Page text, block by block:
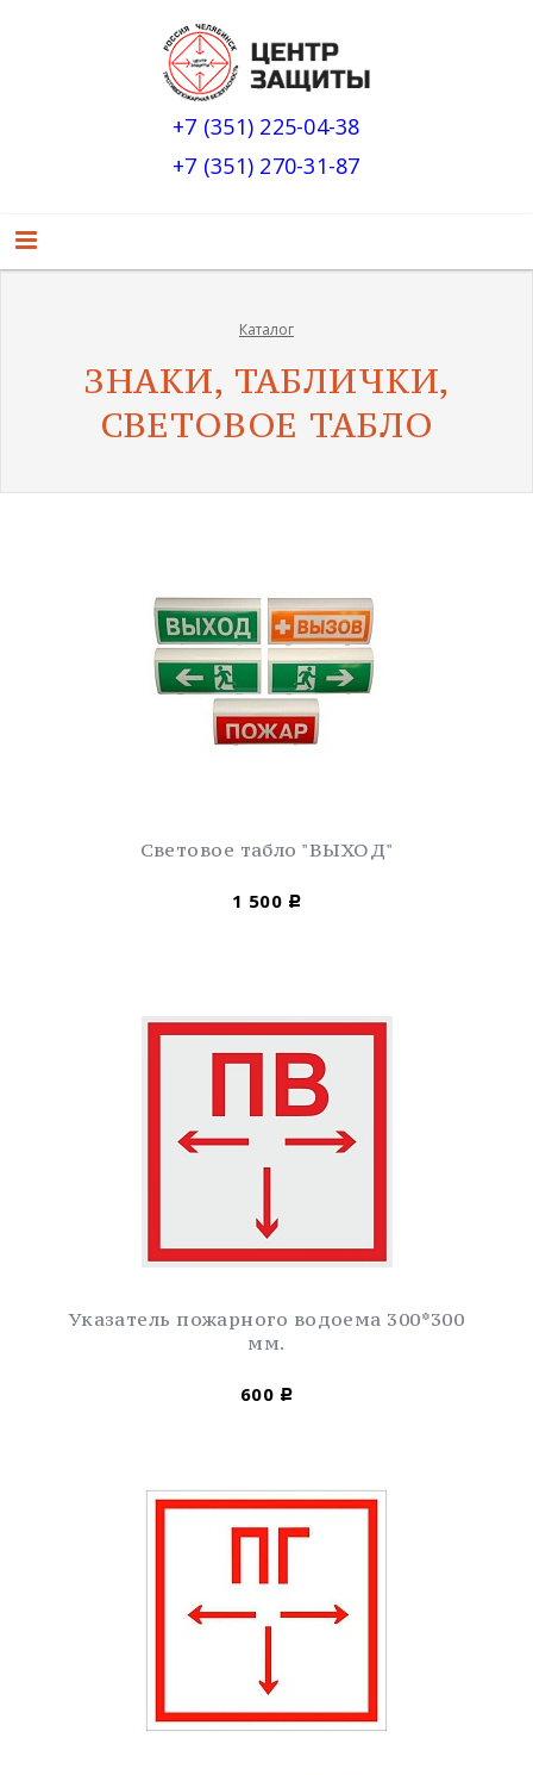
+7 (351) 225-04-38
+7 (351) 270-31-87
Каталог
ЗНАКИ, ТАБЛИЧКИ,
СВЕТОВОЕ ТАБЛО
Световое табло "ВЫХОД"
1 500 Р
Указатель пожарного водоема 300*300
мм.
600 Р